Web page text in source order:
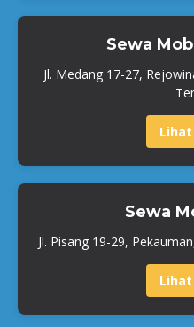
Sewa
Jl. Medang 17-27,
Sewa
Jl. Pisang 19-29,